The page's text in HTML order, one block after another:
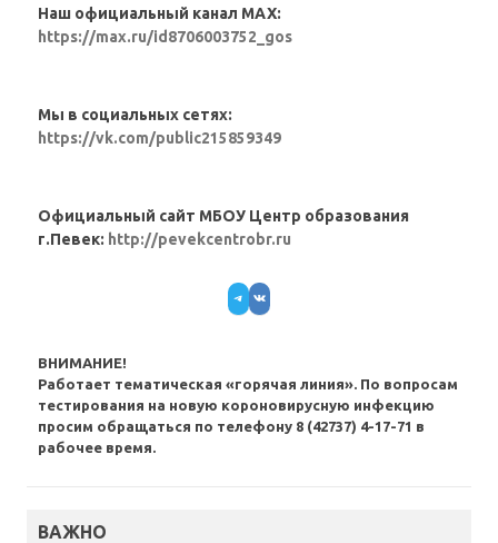
Наш официальный канал MAX:
https://max.ru/id8706003752_gos
Мы в социальных сетях:
https://vk.com/public215859349
Официальный сайт МБОУ Центр образования
г.Певек: http://pevekcentrobr.ru
Telegram
VK
ВНИМАНИЕ!
Работает тематическая «горячая линия». По вопросам
тестирования на новую короновирусную инфекцию
просим обращаться по телефону 8 (42737) 4-17-71 в
рабочее время.
ВАЖНО